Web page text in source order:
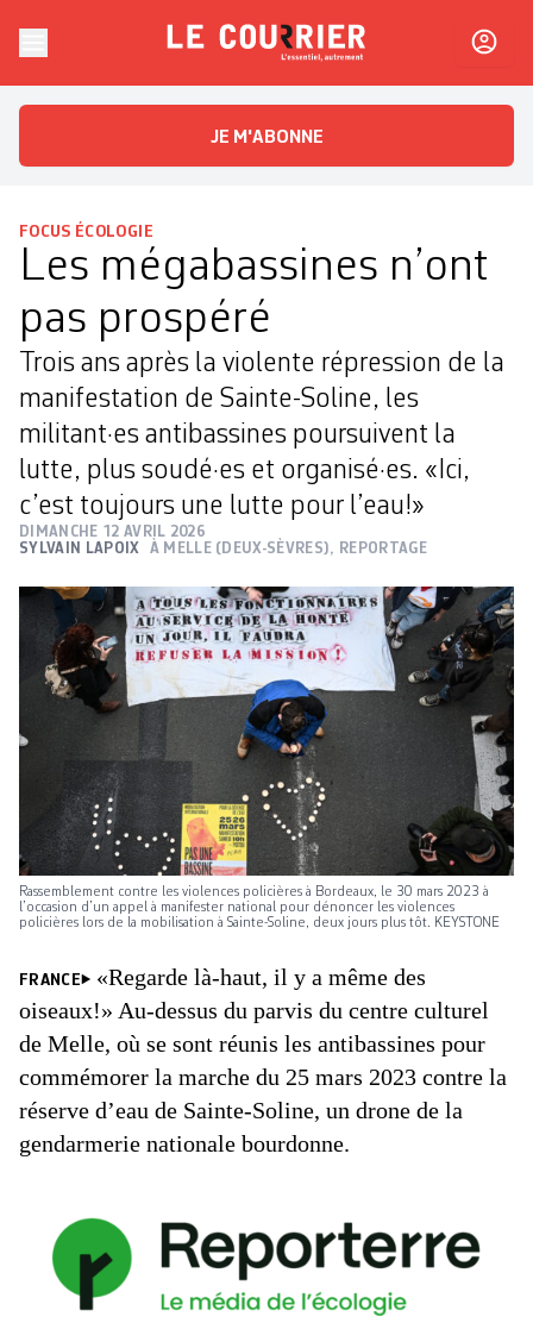
Le CourrierL'essentiel, autrement
JE M'ABONNE
FOCUS ÉCOLOGIE
Les mégabassines n’ont
pas prospéré
Trois ans après la violente répression de la
manifestation de Sainte-Soline, les
militant·es antibassines poursuivent la
lutte, plus soudé·es et organisé·es. «Ici,
c’est toujours une lutte pour l’eau!»
DIMANCHE 12 AVRIL 2026
SYLVAIN LAPOIX
À MELLE (DEUX-SÈVRES), REPORTAGE
Rassemblement contre les violences policières à Bordeaux, le 30 mars 2023 à
l’occasion d’un appel à manifester national pour dénoncer les violences
policières lors de la mobilisation à Sainte-Soline, deux jours plus tôt. KEYSTONE
FRANCE
«Regarde là-haut, il y a même des
oiseaux!» Au-­dessus du parvis du centre culturel
de Melle, où se sont réunis les anti­bassines pour
commémorer la marche du 25 mars 2023 contre la
réserve d’eau de Sainte-Soline, un drone de la
gendarmerie nationale bourdonne.